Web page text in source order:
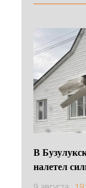
В
налетел